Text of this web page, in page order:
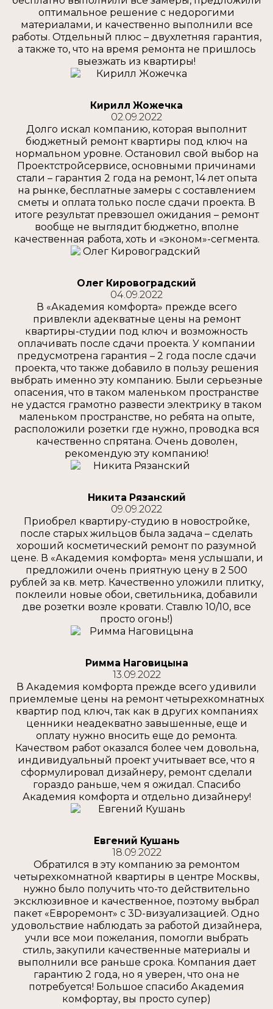
оптимальное решение с недорогими
материалами, и качественно выполнили все
работы. Отдельный плюс – двухлетняя гарантия,
а также то, что на время ремонта не пришлось
выезжать из квартиры!
Кирилл Жожечка
02.09.2022
Долго искал компанию, которая выполнит
бюджетный ремонт квартиры под ключ на
нормальном уровне. Остановил свой выбор на
Проектстройсервисе, основными причинами
стали – гарантия 2 года на ремонт, 14 лет опыта
на рынке, бесплатные замеры с составлением
сметы и оплата только после сдачи проекта. В
итоге результат превзошел ожидания – ремонт
вообще не выглядит бюджетно, вполне
качественная работа, хоть и «эконом»-сегмента.
Олег Кировоградский
04.09.2022
В «Академия комфорта» прежде всего
привлекли адекватные цены на ремонт
квартиры-студии под ключ и возможность
оплачивать после сдачи проекта. У компании
предусмотрена гарантия – 2 года после сдачи
проекта, что также добавило в пользу решения
выбрать именно эту компанию. Были серьезные
опасения, что в таком маленьком пространстве
не удастся грамотно развести электрику в таком
маленьком пространстве, но ребята на опыте,
расположили розетки где нужно, проводка вся
качественно спрятана. Очень доволен,
рекомендую эту компанию!
Никита Рязанский
09.09.2022
Приобрел квартиру-студию в новостройке,
после старых жильцов была задача – сделать
хороший косметический ремонт по разумной
цене. В «Академия комфорта» меня услышали, и
предложили очень приятную цену в 2 500
рублей за кв. метр. Качественно уложили плитку,
поклеили новые обои, светильника, добавили
две розетки возле кровати. Ставлю 10/10, все
просто огонь!)
Римма Наговицына
13.09.2022
В Академия комфорта прежде всего удивили
приемлемые цены на ремонт четырехкомнатных
квартир под ключ, так как в других компаниях
ценники неадекватно завышенные, еще и
оплату нужно вносить еще до ремонта.
Качеством работ оказался более чем довольна,
индивидуальный проект учитывает все, что я
сформулировал дизайнеру, ремонт сделали
гораздо раньше, чем я ожидал. Спасибо
Академия комфорта и отдельно дизайнеру!
Евгений Кушань
18.09.2022
Обратился в эту компанию за ремонтом
четырехкомнатной квартиры в центре Москвы,
нужно было получить что-то действительно
эксклюзивное и качественное, поэтому выбрал
пакет «Евроремонт» с 3D-визуализацией. Одно
удовольствие наблюдать за работой дизайнера,
учли все мои пожелания, помогли выбрать
стиль, закупили качественные материалы и
выполнили все раньше срока. Компания дает
гарантию 2 года, но я уверен, что она не
потребуется! Большое спасибо Академия
комфортау, вы просто супер)